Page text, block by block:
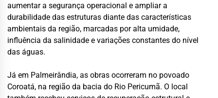
aumentar a segurança operacional e ampliar a
durabilidade das estruturas diante das características
ambientais da região, marcadas por alta umidade,
influência da salinidade e variações constantes do nível
das águas.
Já em Palmeirândia, as obras ocorreram no povoado
Coroatá, na região da bacia do Rio Pericumã. O local